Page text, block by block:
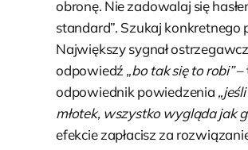
obronę. Nie zadowalaj się
standard”. Szukaj konkretnego
Największy sygnał
odpowiedź „bo tak się to robi”–
odpowiednik powiedzenia
młotek, wszystko wygląda jak
efekcie zapłacisz za